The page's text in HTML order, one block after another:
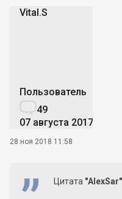
Vital.S
Пользователь
49
07 августа 2017
28 ноя 2018 11:58
Цитата "AlexSar"